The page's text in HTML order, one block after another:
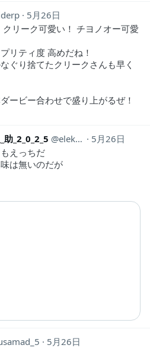
5月26日
リーク可愛い！ チヨノオー可愛
リティ度 高めだね！
ぐり捨てたクリークさんも早く
ービー合わせで盛り上がるぜ！
助_2_0_2_5 elekiterunosuke
5月26日
えっちだ
は無いのだが
5月26日